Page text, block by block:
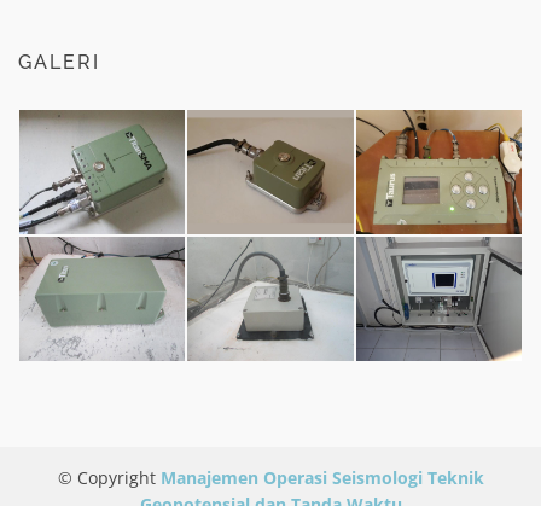
GALERI
© Copyright Manajemen Operasi Seismologi Teknik